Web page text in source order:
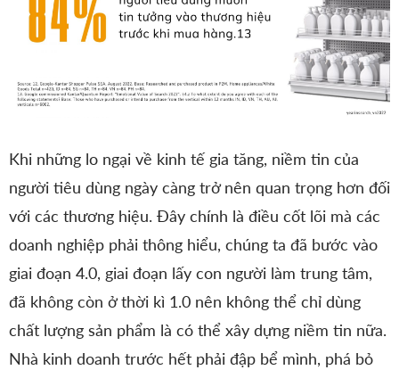
Khi những lo ngại về kinh tế gia tăng, niềm tin của
người tiêu dùng ngày càng trở nên quan trọng hơn đối
với các thương hiệu. Đây chính là điều cốt lõi mà các
doanh nghiệp phải thông hiểu, chúng ta đã bước vào
giai đoạn 4.0, giai đoạn lấy con người làm trung tâm,
đã không còn ở thời kì 1.0 nên không thể chỉ dùng
chất lượng sản phẩm là có thể xây dựng niềm tin nữa.
Nhà kinh doanh trước hết phải đập bể mình, phá bỏ